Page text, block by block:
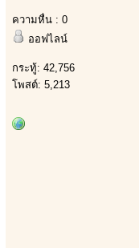
ความหื่น : 0
ออฟไลน์
กระทู้: 42,756
โพสต์: 5,213